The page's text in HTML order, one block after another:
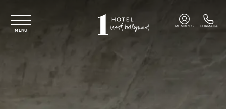
MENU
MEMBROS CHAMADA